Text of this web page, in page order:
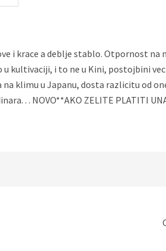
i krace a deblje stablo. Otpornost
kultivaciji, i to ne u Kini, postojbini
klimu u Japanu, dosta razlicitu od
. . NOVO**AKO ZELITE PLATITI